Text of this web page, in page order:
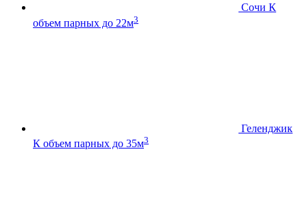
Сочи К
объем парных до 22м3
Геленджик
К объем парных до 35м3